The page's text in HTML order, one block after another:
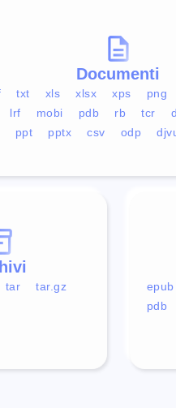
Documenti
txt xls xlsx xps png
lrf mobi pdb rb tcr
ppt pptx csv odp
epub
pdb
tar
tar.gz